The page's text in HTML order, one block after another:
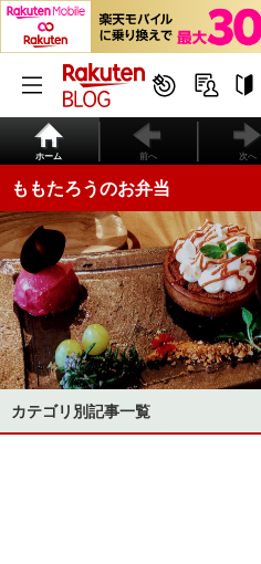
ホーム 前へ 次へ
ももたろうのお弁当
カテゴリ別記事一覧